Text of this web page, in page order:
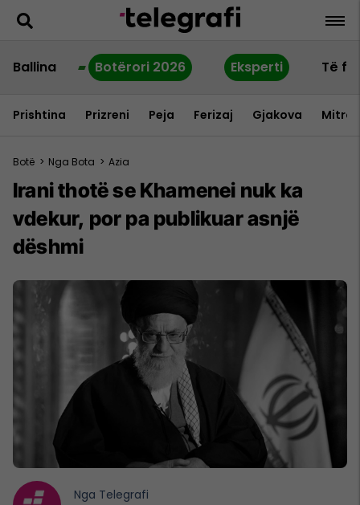
Ballina Botërori 2026 Eksperti Të
Prishtina Prizreni Peja Ferizaj Gjakova
Botë > Nga Bota > Azia
Irani thotë se Khamenei nuk ka
vdekur, por pa publikuar asnjë
dëshmi
Nga Telegrafi